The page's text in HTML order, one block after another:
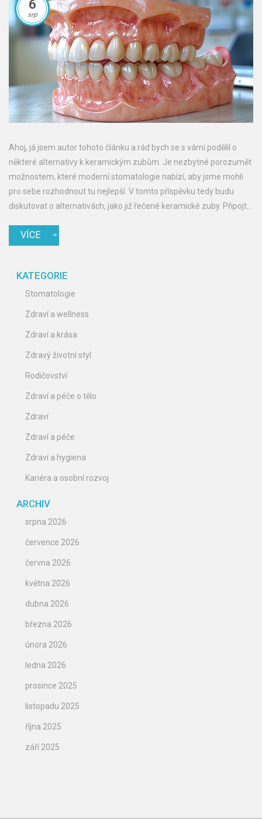
6
srp
Ahoj, já jsem autor tohoto článku a rád bych se s vámi podělil o
některé alternativy k keramickým zubům. Je nezbytné porozumět
možnostem, které moderní stomatologie nabízí, aby jsme mohli
pro sebe rozhodnout tu nejlepší. V tomto příspěvku tedy budu
diskutovat o alternativách, jako již řečené keramické zuby. Připojte
VÍCE
KATEGORIE
Stomatologie
Zdraví a wellness
Zdraví a krása
Zdravý životní styl
Rodičovství
Zdraví a péče o tělo
Zdraví
Zdraví a péče
Zdraví a hygiena
Kariéra a osobní rozvoj
ARCHIV
srpna 2026
července 2026
června 2026
května 2026
dubna 2026
března 2026
února 2026
ledna 2026
prosince 2025
listopadu 2025
října 2025
září 2025